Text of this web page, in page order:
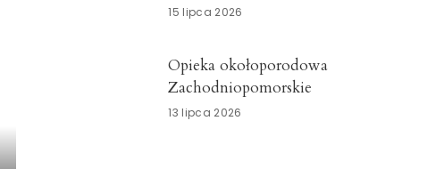
15 lipca 2026
Opieka okołoporodowa
Zachodniopomorskie
13 lipca 2026